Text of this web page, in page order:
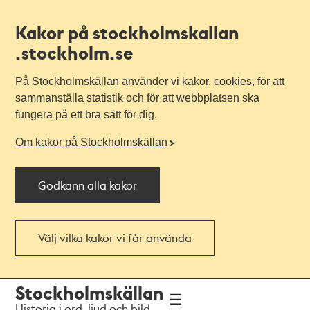
Kakor på stockholmskallan
.stockholm.se
På Stockholmskällan använder vi kakor, cookies, för att
sammanställa statistik och för att webbplatsen ska
fungera på ett bra sätt för dig.
Om kakor på Stockholmskällan
Godkänn alla kakor
Välj vilka kakor vi får använda
navigationen
huvudinnehållet
Stockholmskällan